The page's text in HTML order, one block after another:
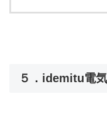
５．idemitu電